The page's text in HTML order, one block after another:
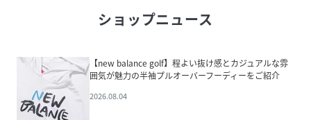
ショップニュース
【new balance golf】程よい抜け感とカジュアルな雰
囲気が魅力の半袖プルオーバーフーディーをご紹介
2026.08.04